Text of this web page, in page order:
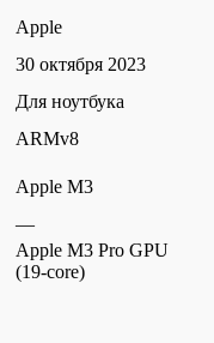
Apple
30 октября 2023
Для ноутбука
ARMv8
Apple M3
—
Apple M3 Pro GPU
(19-core)